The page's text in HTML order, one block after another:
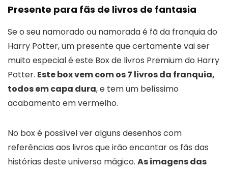
Presente para fãs de livros de fantasia
Se o seu namorado ou namorada é fã da franquia do
Harry Potter, um presente que certamente vai ser
muito especial é este Box de livros Premium do Harry
Potter. Este box vem com os 7 livros da franquia,
todos em capa dura, e tem um belíssimo
acabamento em vermelho.
No box é possível ver alguns desenhos com
referências aos livros que irão encantar os fãs das
histórias deste universo mágico. As imagens das